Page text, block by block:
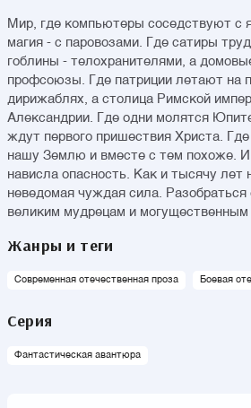
Мир, где компьютеры соседствуют с
магия - с паровозами. Где сатиры
гоблины - телохранителями, а
профсоюзы. Где патриции летают на
дирижаблях, а столица Римской
Александрии. Где одни молятся
ждут первого пришествия Христа.
нашу Землю и вместе с тем похоже. И вот над этим миром
нависла опасность. Как и тысячу лет
неведомая чуждая сила. Разобраться
великим мудрецам и могущественным
очаровательной помощнице Натали
Жанры и теги
Современная отечественная проза Боевая
Серия
Фантастическая авантюра